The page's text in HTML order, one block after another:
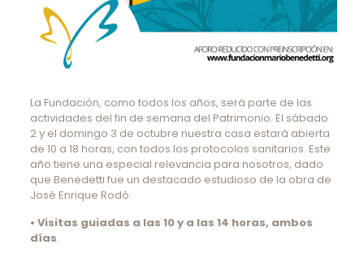
La Fundación, como todos los años, será parte de las
actividades del fin de semana del Patrimonio. El sábado
2 y el domingo 3 de octubre nuestra casa estará abierta
de 10 a 18 horas, con todos los protocolos sanitarios. Este
año tiene una especial relevancia para nosotros, dado
que Benedetti fue un destacado estudioso de la obra de
José Enrique Rodó.
• Visitas guiadas a las 10 y a las 14 horas, ambos
días.